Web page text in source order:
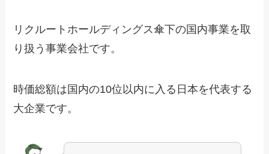
リクルートホールディングス傘下の国内事業を取
り扱う事業会社です。
時価総額は国内の10位以内に入る日本を代表する
大企業です。